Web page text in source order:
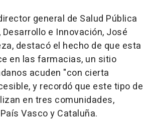
general de Salud Pública
e Innovación, José
destacó el hecho de que esta
en las farmacias, un sitio
acuden "con cierta
y recordó que este tipo de
en tres comunidades,
Vasco y Cataluña.